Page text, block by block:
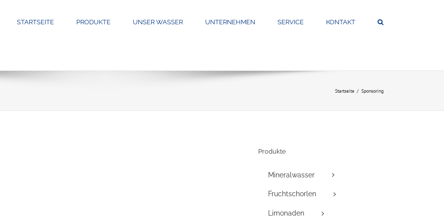
STARTSEITE PRODUKTE UNSER WASSER UNTERNEHMEN SERVICE KONTAKT
Startseite Sponsoring
Produkte
Mineralwasser
Fruchtschorlen
Limonaden